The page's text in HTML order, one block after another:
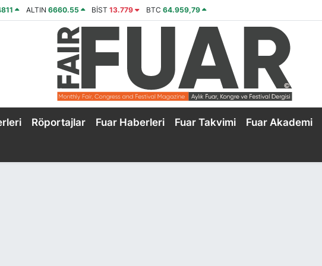
ALTIN 6660.55 BİST13.779 BTC 64.959,79
Röportajlar Fuar Haberleri Fuar Takvimi Fuar Akademi